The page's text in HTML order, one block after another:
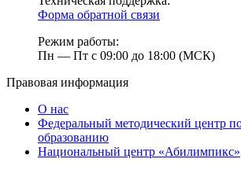
Форма обратной связи
Режим работы:
Пн — Пт с 09:00 до 18:00 (МСК)
Правовая информация
О нас
Федеральный методический центр
образованию
Национальный центр «Абилимпикс»